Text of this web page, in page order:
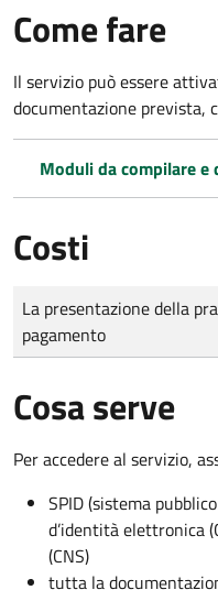
Come fare
Il servizio può essere
documentazione prevista,
Moduli da compilare e
Costi
Tipo di pagamento
Importo
La presentazione della
pagamento
Cosa serve
Per accedere al servizio,
SPID (sistema
d’identità elettronica
(CNS)
tutta la